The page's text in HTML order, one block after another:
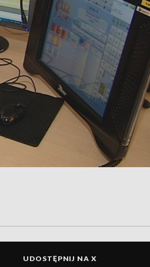
UDOSTĘPNIJ NA X